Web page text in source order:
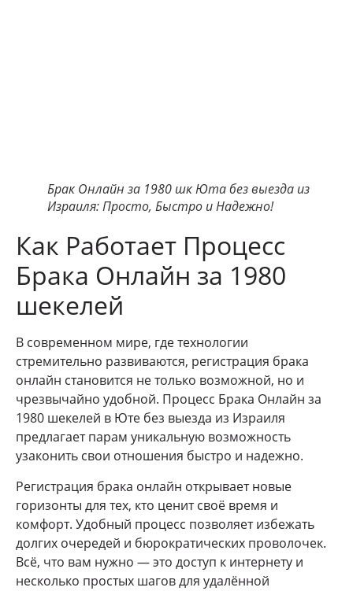
Брак Онлайн за 1980 шк Юта без выезда из
Израиля: Просто, Быстро и Надежно!
Как Работает Процесс
Брака Онлайн за 1980
шекелей
В современном мире, где технологии
стремительно развиваются, регистрация брака
онлайн становится не только возможной, но и
чрезвычайно удобной. Процесс Брака Онлайн за
1980 шекелей в Юте без выезда из Израиля
предлагает парам уникальную возможность
узаконить свои отношения быстро и надежно.
Регистрация брака онлайн открывает новые
горизонты для тех, кто ценит своё время и
комфорт. Удобный процесс позволяет избежать
долгих очередей и бюрократических проволочек.
Всё, что вам нужно — это доступ к интернету и
несколько простых шагов для удалённой